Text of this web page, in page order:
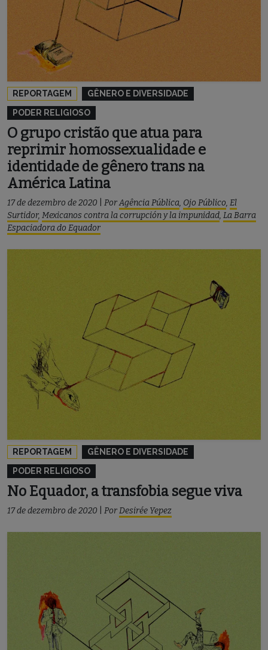
REPORTAGEM
GÊNERO E DIVERSIDADE
PODER RELIGIOSO
O grupo cristão que atua para
reprimir homossexualidade e
identidade de gênero trans na
América Latina
17 de dezembro de 2020 PorAgência Pública, Ojo Público, El
Surtidor, Mexicanos contra la corrupción y la impunidad, La Barra
Espaciadora do Equador
REPORTAGEM
GÊNERO E DIVERSIDADE
PODER RELIGIOSO
No Equador, a transfobia segue viva
17 de dezembro de 2020 PorDesirée Yepez